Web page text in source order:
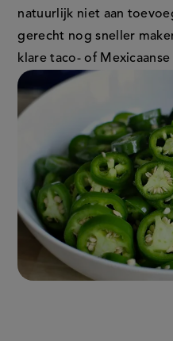
externe
link)
natuurlijk niet aan
gerecht nog sneller
klare taco- of